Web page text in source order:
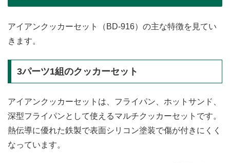
アイアンクッカーセット（BD-916）の主な特徴を見てい
きます。
3パーツ1組のクッカーセット
アイアンクッカーセットは、フライパン、ホットサンド、
深型フライパンとして使えるマルチクッカーセットです。
熱伝導に優れた鉄製で表面シリコン塗装で傷が付きにくく
なっています。